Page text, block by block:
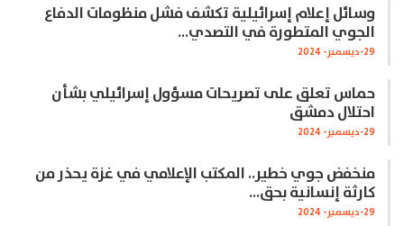
وسائل إعلام إسرائيلية تكشف فشل منظومات الدفاع
الجوي المتطورة في التصدي…
29-ديسمبر- 2024
حماس تعلق على تصريحات مسؤول إسرائيلي بشأن
احتلال دمشق
29-ديسمبر- 2024
منخفض جوي خطير.. المكتب الإعلامي في غزة يحذر من
كارثة إنسانية بحق…
29-ديسمبر- 2024